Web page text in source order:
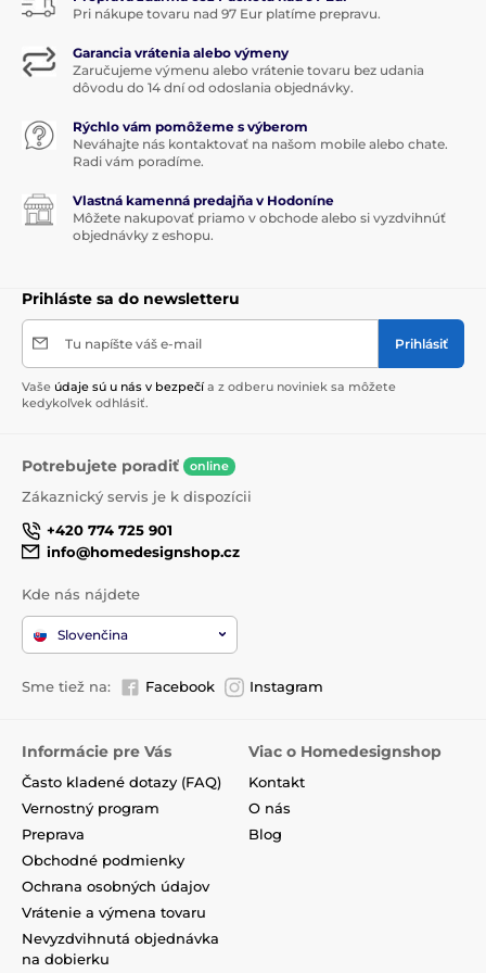
Vianočné stolovanie TOY'S DELIGHT
Kanvice a hrnčeky na čaj
Vianočné stolovanie TOY'S DELIGHT
Pri nákupe tovaru nad 97 Eur platíme prepravu.
Garancia vrátenia alebo výmeny
Zaručujeme výmenu alebo vrátenie tovaru bez udania
dôvodu do 14 dní od odoslania objednávky.
Rýchlo vám pomôžeme s výberom
Neváhajte nás kontaktovať na našom mobile alebo chate.
Radi vám poradíme.
Vlastná kamenná predajňa v Hodoníne
Môžete nakupovať priamo v obchode alebo si vyzdvihnúť
objednávky z eshopu.
Prihláste sa do newsletteru
Tu napíšte váš e-mail Prihlásiť
Vaše údaje sú u nás v bezpečí a z odberu noviniek sa môžete
kedykoľvek odhlásiť.
Potrebujete poradiť online
Zákaznický servis je k dispozícii
+420 774 725 901
info@homedesignshop.cz
Kde nás nájdete
Slovenčina
Sme tiež na: Facebook Instagram
Informácie pre Vás
Často kladené dotazy (FAQ)
Vernostný program
Preprava
Obchodné podmienky
Ochrana osobných údajov
Vrátenie a výmena tovaru
Nevyzdvihnutá objednávka
na dobierku
Viac o Homedesignshop
Kontakt
O nás
Blog